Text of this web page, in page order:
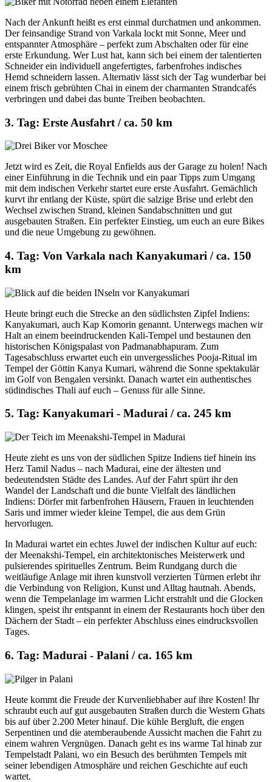
Nach der Ankunft heißt es erst einmal durchatmen und ankommen.
Der feinsandige Strand von Varkala lockt mit Sonne, Meer und
entspannter Atmosphäre – perfekt zum Abschalten oder für eine
erste Erkundung. Wer Lust hat, kann sich bei einem der talentierten
Schneider ein individuell angefertigtes, farbenfrohes indisches
Hemd schneidern lassen. Alternativ lässt sich der Tag wunderbar bei
einem frisch gebrühten Chai in einem der charmanten Strandcafés
verbringen und dabei das bunte Treiben beobachten.
3. Tag: Erste Ausfahrt / ca. 50 km
Jetzt wird es Zeit, die Royal Enfields aus der Garage zu holen! Nach
einer Einführung in die Technik und ein paar Tipps zum Umgang
mit dem indischen Verkehr startet eure erste Ausfahrt. Gemächlich
kurvt ihr entlang der Küste, spürt die salzige Brise und erlebt den
Wechsel zwischen Strand, kleinen Sandabschnitten und gut
ausgebauten Straßen. Ein perfekter Einstieg, um euch an eure Bikes
und die neue Umgebung zu gewöhnen.
4. Tag: Von Varkala nach Kanyakumari / ca. 150
km
Heute bringt euch die Strecke an den südlichsten Zipfel Indiens:
Kanyakumari, auch Kap Komorin genannt. Unterwegs machen wir
Halt an einem beeindruckenden Kali-Tempel und bestaunen den
historischen Königspalast von Padmanabhapuram. Zum
Tagesabschluss erwartet euch ein unvergessliches Pooja-Ritual im
Tempel der Göttin Kanya Kumari, während die Sonne spektakulär
im Golf von Bengalen versinkt. Danach wartet ein authentisches
südindisches Thali auf euch – Genuss für alle Sinne.
5. Tag: Kanyakumari - Madurai / ca. 245 km
Heute zieht es uns von der südlichen Spitze Indiens tief hinein ins
Herz Tamil Nadus – nach Madurai, eine der ältesten und
bedeutendsten Städte des Landes. Auf der Fahrt spürt ihr den
Wandel der Landschaft und die bunte Vielfalt des ländlichen
Indiens: Dörfer mit farbenfrohen Häusern, Frauen in leuchtenden
Saris und immer wieder kleine Tempel, die aus dem Grün
hervorlugen.
In Madurai wartet ein echtes Juwel der indischen Kultur auf euch:
der Meenakshi-Tempel, ein architektonisches Meisterwerk und
pulsierendes spirituelles Zentrum. Beim Rundgang durch die
weitläufige Anlage mit ihren kunstvoll verzierten Türmen erlebt ihr
die Verbindung von Religion, Kunst und Alltag hautnah. Abends,
wenn die Tempelanlage im warmen Licht erstrahlt und die Glocken
klingen, speist ihr entspannt in einem der Restaurants hoch über den
Dächern der Stadt – ein perfekter Abschluss eines eindrucksvollen
Tages.
6. Tag: Madurai - Palani / ca. 165 km
Heute kommt die Freude der Kurvenliebhaber auf ihre Kosten! Ihr
schraubt euch auf gut ausgebauten Straßen durch die Western Ghats
bis auf über 2.200 Meter hinauf. Die kühle Bergluft, die engen
Serpentinen und die atemberaubende Aussicht machen die Fahrt zu
einem wahren Vergnügen. Danach geht es ins warme Tal hinab zur
Tempelstadt Palani, wo ein Besuch des berühmten Tempels mit
seiner lebendigen Atmosphäre und reichen Geschichte auf euch
wartet.